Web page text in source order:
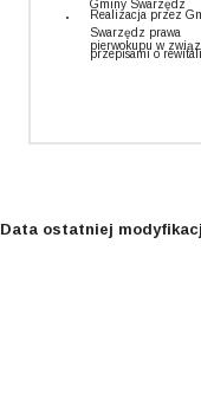
Realizacja przez
Swarzędz prawa
pierwokupu w
przepisami o
Data ostatniej